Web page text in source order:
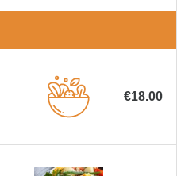
€18.00